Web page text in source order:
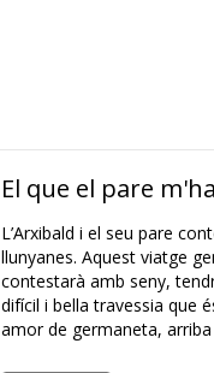
El que el pare
L’Arxibald i el seu pare
llunyanes. Aquest viatge
contestarà amb seny,
difícil i bella travessia que
amor de germaneta,